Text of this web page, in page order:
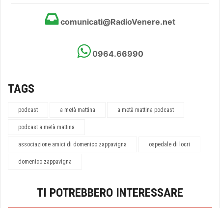
comunicati@RadioVenere.net
0964.66990
TAGS
podcast a metà mattina a metà mattina podcast
podcast a metà mattina
associazione amici di domenico zappavigna ospedale di locri
domenico zappavigna
TI POTREBBERO INTERESSARE